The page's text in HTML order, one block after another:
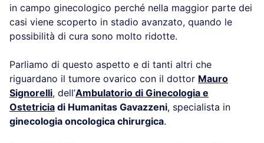
in campo ginecologico perché nella maggior parte dei
casi viene scoperto in stadio avanzato, quando le
possibilità di cura sono molto ridotte.
Parliamo di questo aspetto e di tanti altri che
riguardano il tumore ovarico con il dottor Mauro
Signorelli, dell’Ambulatorio di Ginecologia e
Ostetricia di Humanitas Gavazzeni, specialista in
ginecologia oncologica chirurgica.